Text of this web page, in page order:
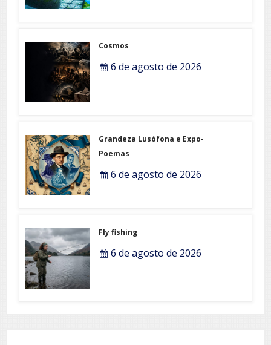
Cosmos
6 de agosto de 2026
Grandeza Lusófona e Expo-
Poemas
6 de agosto de 2026
Fly fishing
6 de agosto de 2026